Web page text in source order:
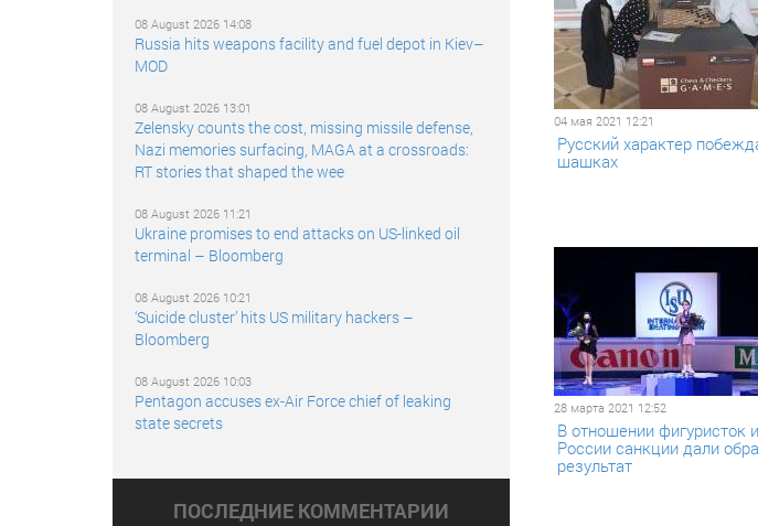
08 August 2026 14:08
Russia hits weapons facility and fuel depot in Kiev–
MOD
08 August 2026 13:01
Zelensky counts the cost, missing missile defense,
Nazi memories surfacing, MAGA at a crossroads:
RT stories that shaped the wee
08 August 2026 11:21
Ukraine promises to end attacks on US-linked oil
terminal – Bloomberg
08 August 2026 10:21
‘Suicide cluster’ hits US military hackers –
Bloomberg
08 August 2026 10:03
Pentagon accuses ex-Air Force chief of leaking
state secrets
ПОСЛЕДНИE КОММЕНТАРИИ
04 мая 2021 12:21
Русский характер
шашках
28 марта 2021 12:52
В отношении фигуристок
России санкции дали
результат